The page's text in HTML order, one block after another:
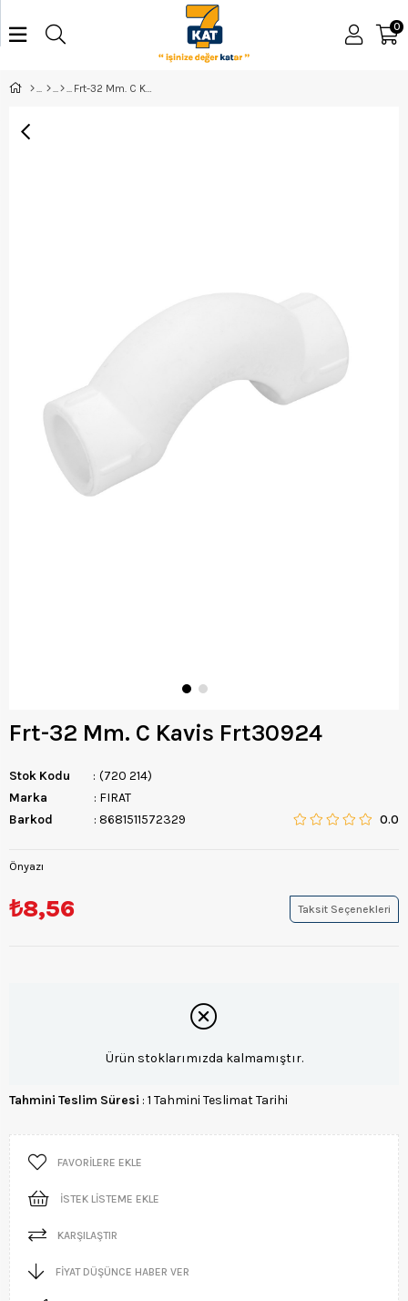
0
Frt-32 Mm. C Kavis Frt30924
Stok Kodu
(720 214)
Marka
: FIRAT
Barkod
: 8681511572329 0.0
Önyazı
₺8,56 Taksit Seçenekleri
Ürün stoklarımızda kalmamıştır.
Tahmini Teslim Süresi : 1 Tahmini Teslimat Tarihi
FAVORILERE EKLE
İSTEK LISTEME EKLE
KARŞILAŞTIR
FIYAT DÜŞÜNCE HABER VER